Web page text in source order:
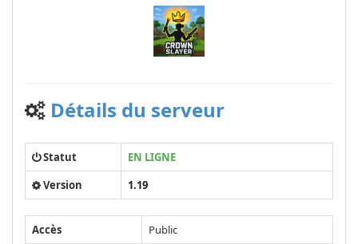
Détails du serveur
Statut
EN LIGNE
Version
1.19
Accès
Public